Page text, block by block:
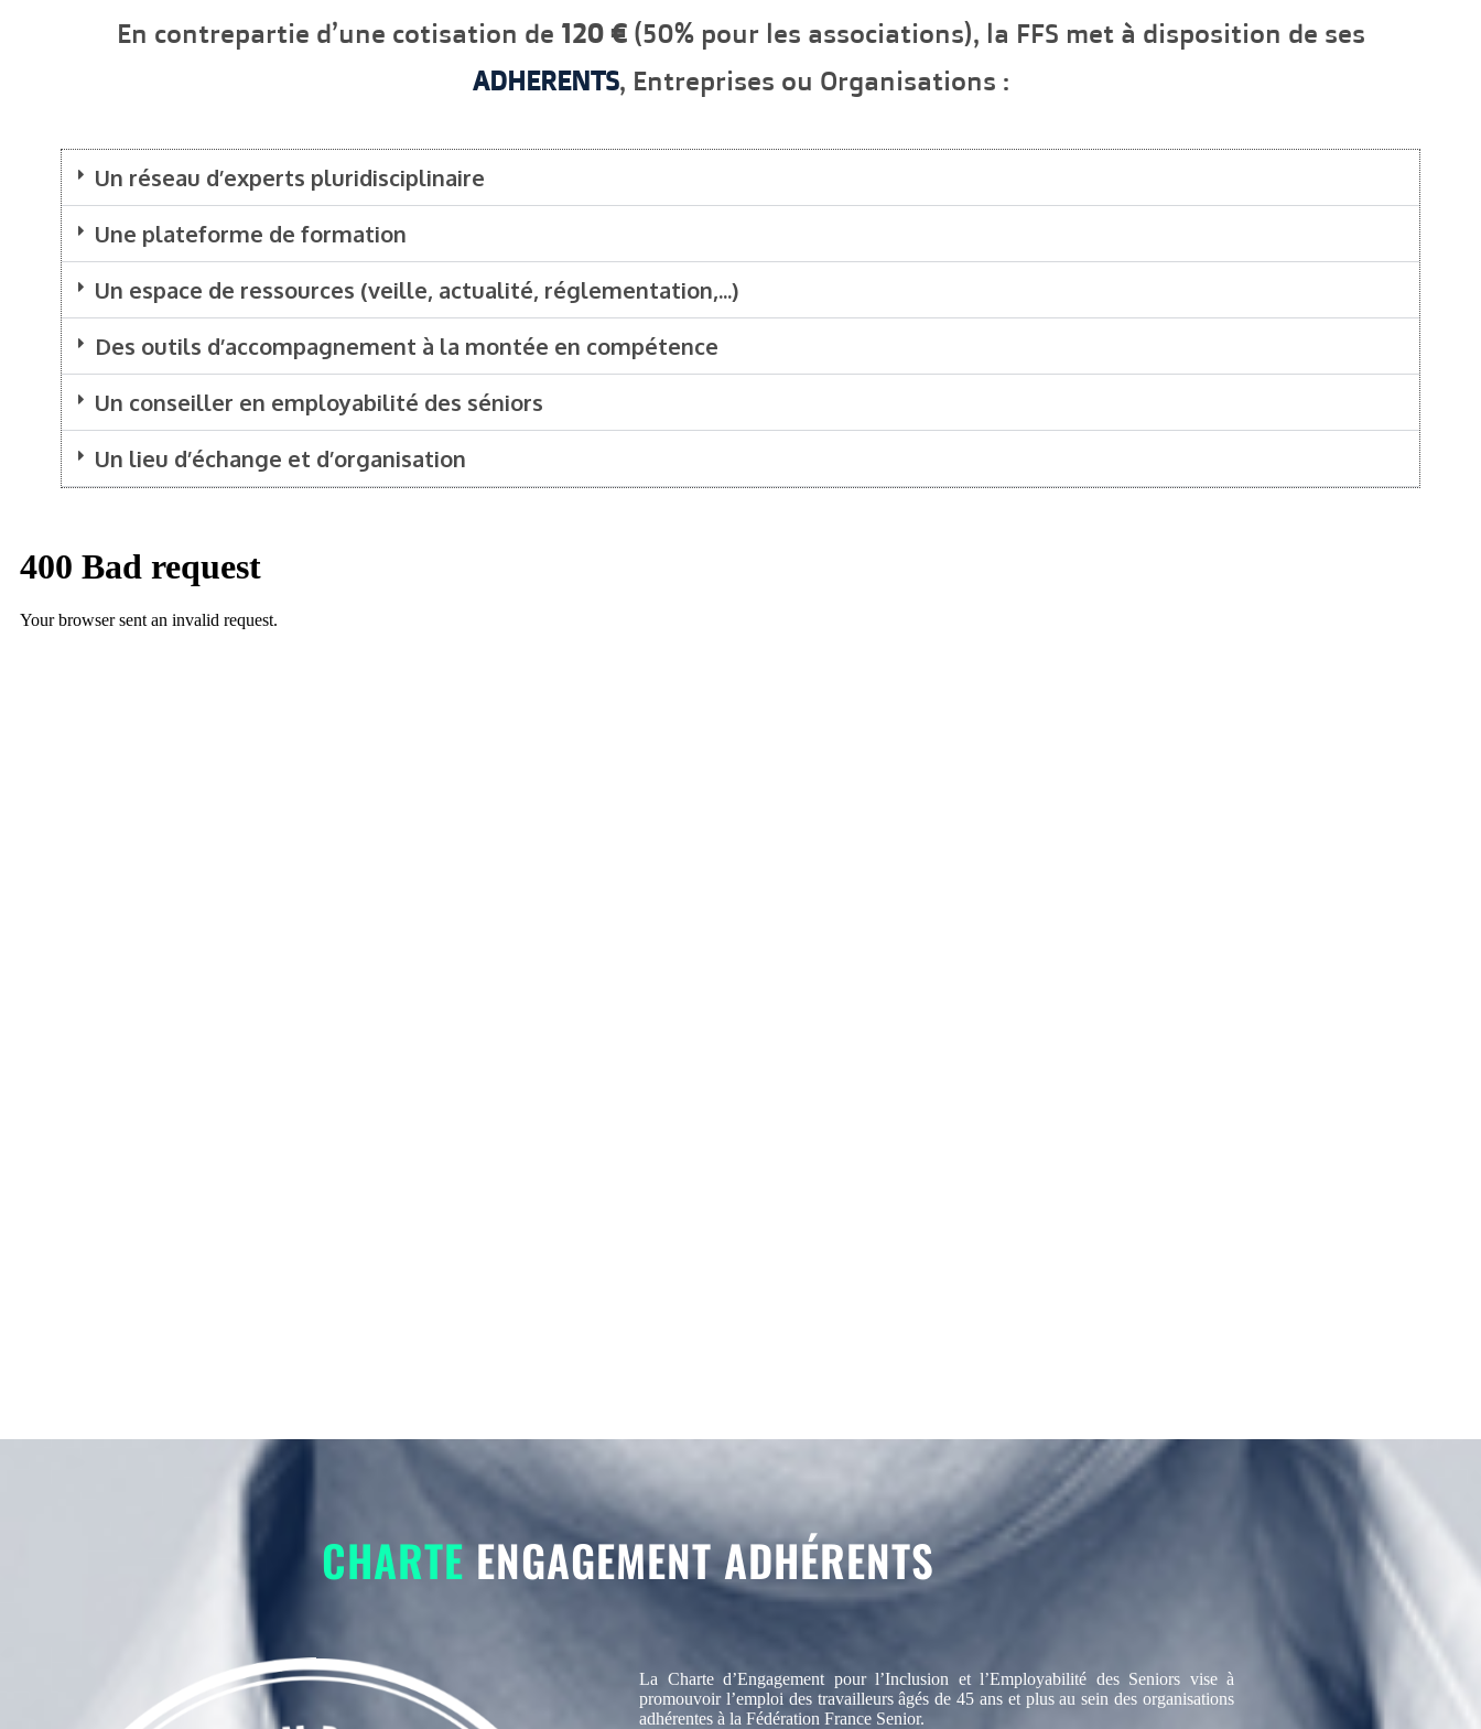
En contrepartie d’une cotisation de 120 €(50% pour les associations), la FFS met à disposition de ses
ADHERENTS, Entreprises ou Organisations :
Un réseau d’experts pluridisciplinaire
Une plateforme de formation
Un espace de ressources (veille, actualité, réglementation,...)
Des outils d’accompagnement à la montée en compétence
Un conseiller en employabilité des séniors
Un lieu d’échange et d’organisation
CHARTEENGAGEMENT ADHÉRENTS
La Charte d’Engagement pour l’Inclusion et l’Employabilité des Seniors vise à
promouvoir l’emploi des travailleurs âgés de 45 ans et plus au sein des organisations
adhérentes à la Fédération France Senior.